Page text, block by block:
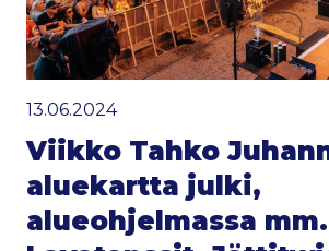
13.06.2024
Viikko Tahko
aluekartta julki,
alueohjelmassa mm.